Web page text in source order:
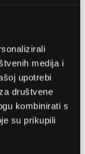
medija i
upotrebi
društvene
kombinirati s
su prikupili
1